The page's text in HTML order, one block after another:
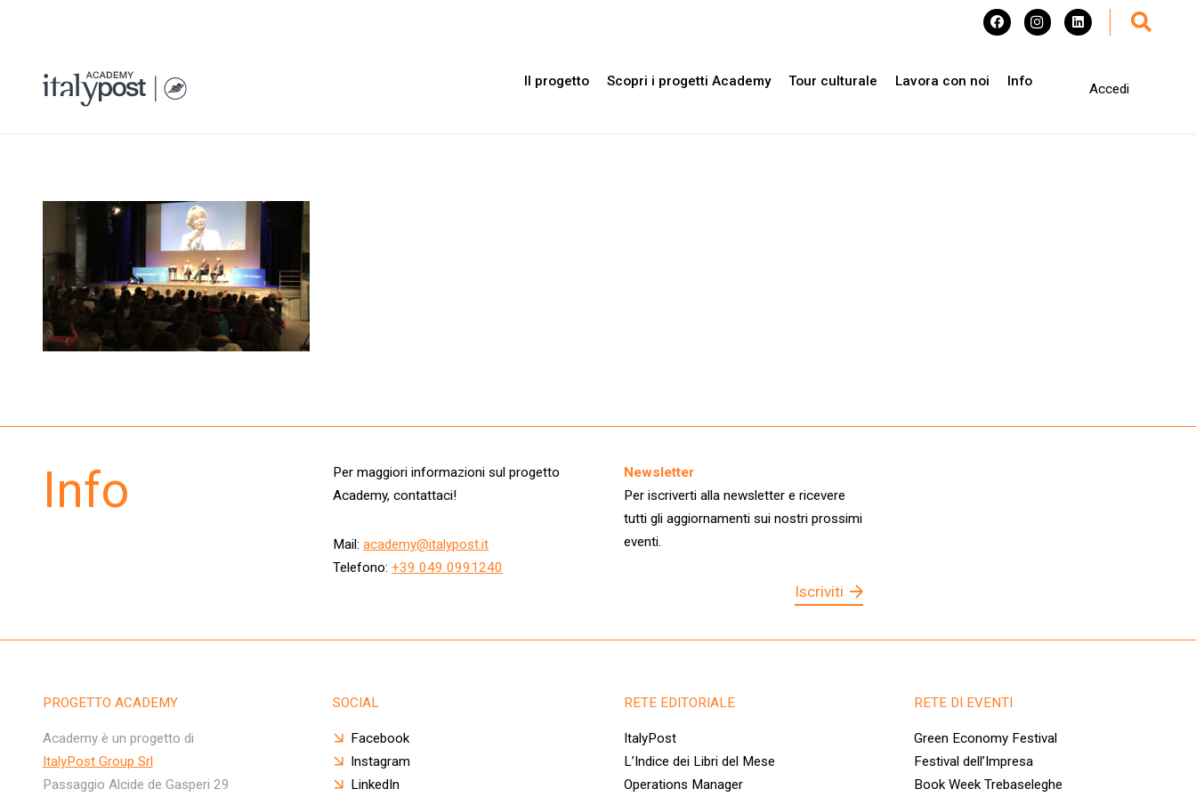
Il progetto Scopri i progetti Academy Tour culturale Lavora con noi Info
Accedi
Info
Per maggiori informazioni sul progetto
Academy, contattaci!
Mail: academy@italypost.it
Telefono: +39 049 0991240
Newsletter
Per iscriverti alla newsletter e ricevere
tutti gli aggiornamenti sui nostri prossimi
eventi.
Iscriviti
PROGETTO ACADEMY
Academy è un progetto di
ItalyPost Group Srl
Passaggio Alcide de Gasperi 29
SOCIAL
Facebook
Instagram
LinkedIn
RETE EDITORIALE
ItalyPost
L’Indice dei Libri del Mese
Operations Manager
RETE DI EVENTI
Green Economy Festival
Festival dell’Impresa
Book Week Trebaseleghe